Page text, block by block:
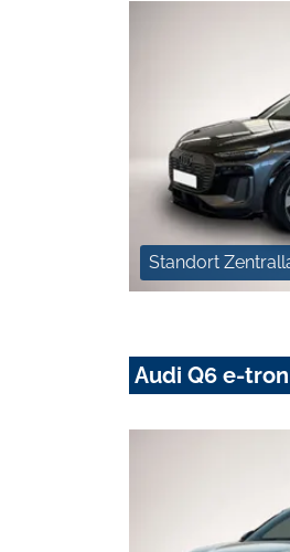
Standort
Audi Q6 e-